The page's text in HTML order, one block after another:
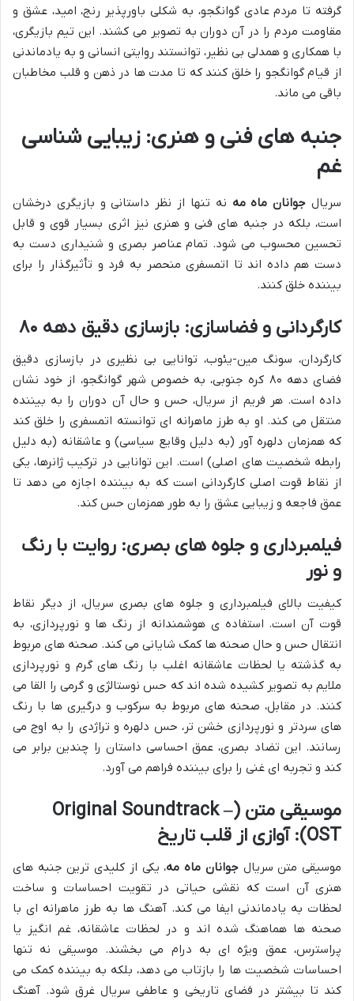
گرفته تا مردم عادی گوانگجو، به شکلی باورپذیر رنج، امید، عشق و
مقاومت مردم را در آن دوران به تصویر می کشند. این تیم بازیگری،
با همکاری و همدلی بی نظیر، توانستند روایتی انسانی و به یادماندنی
از قیام گوانگجو را خلق کنند که تا مدت ها در ذهن و قلب مخاطبان
باقی می ماند.
جنبه های فنی و هنری: زیبایی شناسی
غم
سریال جوانان ماه مه نه تنها از نظر داستانی و بازیگری درخشان
است، بلکه در جنبه های فنی و هنری نیز اثری بسیار قوی و قابل
تحسین محسوب می شود. تمام عناصر بصری و شنیداری دست به
دست هم داده اند تا اتمسفری منحصر به فرد و تأثیرگذار را برای
بیننده خلق کنند.
کارگردانی و فضاسازی: بازسازی دقیق دهه ۸۰
کارگردان، سونگ مین-یئوب، توانایی بی نظیری در بازسازی دقیق
فضای دهه ۸۰ کره جنوبی، به خصوص شهر گوانگجو، از خود نشان
داده است. هر فریم از سریال، حس و حال آن دوران را به بیننده
منتقل می کند. او به طرز ماهرانه ای توانسته اتمسفری را خلق کند
که همزمان دلهره آور (به دلیل وقایع سیاسی) و عاشقانه (به دلیل
رابطه شخصیت های اصلی) است. این توانایی در ترکیب ژانرها، یکی
از نقاط قوت اصلی کارگردانی است که به بیننده اجازه می دهد تا
عمق فاجعه و زیبایی عشق را به طور همزمان حس کند.
فیلمبرداری و جلوه های بصری: روایت با رنگ
و نور
کیفیت بالای فیلمبرداری و جلوه های بصری سریال، از دیگر نقاط
قوت آن است. استفاده ی هوشمندانه از رنگ ها و نورپردازی، به
انتقال حس و حال صحنه ها کمک شایانی می کند. صحنه های مربوط
به گذشته یا لحظات عاشقانه اغلب با رنگ های گرم و نورپردازی
ملایم به تصویر کشیده شده اند که حس نوستالژی و گرمی را القا می
کنند. در مقابل، صحنه های مربوط به سرکوب و درگیری ها با رنگ
های سردتر و نورپردازی خشن تر، حس دلهره و تراژدی را به اوج می
رسانند. این تضاد بصری، عمق احساسی داستان را چندین برابر می
کند و تجربه ای غنی را برای بیننده فراهم می آورد.
موسیقی متن (Original Soundtrack –
OST): آوازی از قلب تاریخ
موسیقی متن سریالجوانان ماه مه، یکی از کلیدی ترین جنبه های
هنری آن است که نقشی حیاتی در تقویت احساسات و ساخت
لحظات به یادماندنی ایفا می کند. آهنگ ها به طرز ماهرانه ای با
صحنه ها هماهنگ شده اند و در لحظات عاشقانه، غم انگیز یا
پراسترس، عمق ویژه ای به درام می بخشند. موسیقی نه تنها
احساسات شخصیت ها را بازتاب می دهد، بلکه به بیننده کمک می
کند تا بیشتر در فضای تاریخی و عاطفی سریال غرق شود. آهنگ